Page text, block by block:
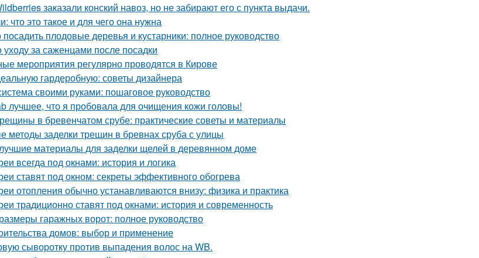
заказали конский навоз, но не забирают его с пункта выдачи.
что это такое и для чего она нужна
плодовые деревья и кустарники: полное руководство
за саженцами после посадки
мероприятия регулярно проводятся в Кирове
гардеробную: советы дизайнера
своими руками: пошаговое руководство
лучшее, что я пробовала для очищения кожи головы!
в бревенчатом срубе: практические советы и материалы
методы заделки трещин в бревнах сруба с улицы
материалы для заделки щелей в деревянном доме
всегда под окнами: история и логика
ставят под окном: секреты эффективного обогрева
отопления обычно устанавливаются внизу: физика и практика
традиционно ставят под окнами: история и современность
гаражных ворот: полное руководство
домов: выбор и применение
сыворотку против выпадения волос на WB.